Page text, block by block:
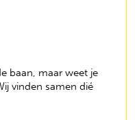
baan, maar weet je
vinden samen dié